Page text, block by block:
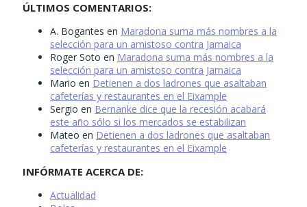
ÚLTIMOS COMENTARIOS:
A. Bogantes en Maradona suma más nombres a la
selección para un amistoso contra Jamaica
Roger Soto en Maradona suma más nombres a la
selección para un amistoso contra Jamaica
Mario en Detienen a dos ladrones que asaltaban
cafeterías y restaurantes en el Eixample
Sergio en Bernanke dice que la recesión acabará
este año sólo si los mercados se estabilizan
Mateo en Detienen a dos ladrones que asaltaban
cafeterías y restaurantes en el Eixample
INFÓRMATE ACERCA DE:
Actualidad